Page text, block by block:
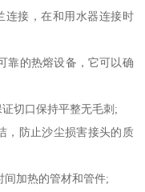
连接，在和用水器连接时
靠的热熔设备，它可以确
切口保持平整无毛刺;
，防止沙尘损害接头的质
间加热的管材和管件;